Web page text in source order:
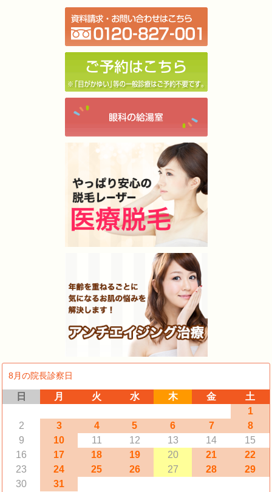
8月の院長診察日
日 月 火 水 木 金
土
1
2
3 4 5 6 7
8
9
10 11 12 13 14
15
16
17 18 19 20 21
22
23
24 25 26 27 28
29
30
31